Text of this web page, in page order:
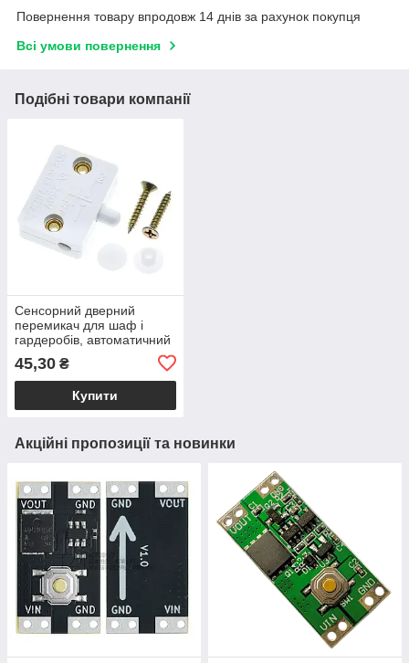
Повернення товару впродовж 14 днів за рахунок покупця
Всі умови повернення
Подібні товари компанії
Сенсорний дверний
перемикач для шаф і
гардеробів, автоматичний
білий
45,30 ₴
Купити
Акційні пропозиції та новинки